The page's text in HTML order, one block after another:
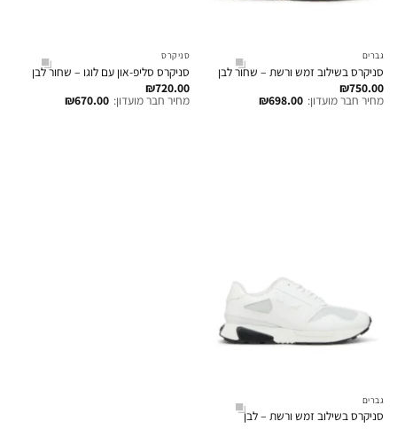
גברים
סניקרס בשילוב זמש ורשת – שחור לבן
₪750.00
מחיר חבר מועדון: ₪698.00
סניקרס
סניקרס סליפ-און עם לוגו – שחור לבן
₪720.00
מחיר חבר מועדון: ₪670.00
גברים
סניקרס בשילוב זמש ורשת – לבן